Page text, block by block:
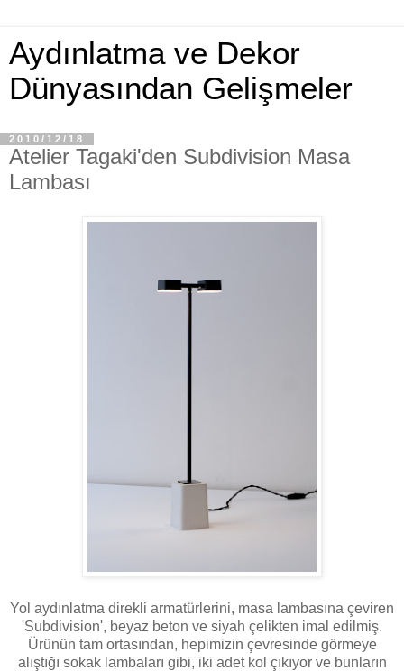
Aydınlatma ve Dekor
Dünyasından Gelişmeler
2010/12/18
Atelier Tagaki'den Subdivision Masa
Lambası
Yol aydınlatma direkli armatürlerini, masa lambasına çeviren
'Subdivision', beyaz beton ve siyah çelikten imal edilmiş.
Ürünün tam ortasından, hepimizin çevresinde görmeye
alıştığı sokak lambaları gibi, iki adet kol çıkıyor ve bunların